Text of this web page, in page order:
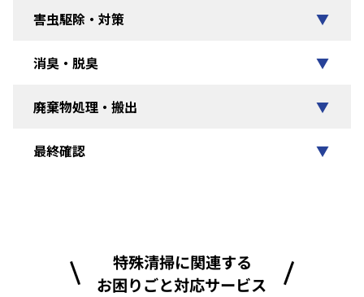
害虫駆除・対策 ▼
消臭・脱臭 ▼
廃棄物処理・搬出 ▼
最終確認 ▼
特殊清掃に関連する
お困りごと対応サービス